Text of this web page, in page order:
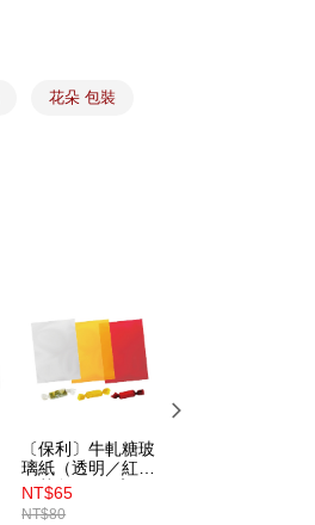
花朵 包裝
〔保利〕牛軋糖玻
璃紙（透明／紅色
／黃色）500入
（BP4939）
NT$65
NT$80